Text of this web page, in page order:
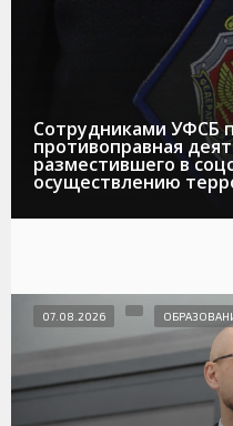
Сотрудниками УФСБ
противоправная
разместившего в
осуществлению
07.08.2026